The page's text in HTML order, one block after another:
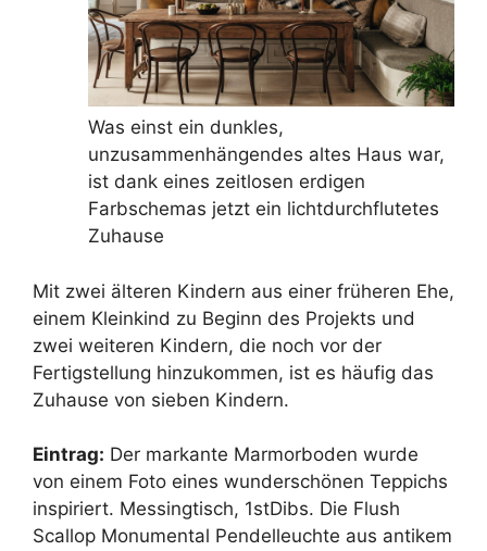
Was einst ein dunkles,
unzusammenhängendes altes Haus war,
ist dank eines zeitlosen erdigen
Farbschemas jetzt ein lichtdurchflutetes
Zuhause
Mit zwei älteren Kindern aus einer früheren Ehe,
einem Kleinkind zu Beginn des Projekts und
zwei weiteren Kindern, die noch vor der
Fertigstellung hinzukommen, ist es häufig das
Zuhause von sieben Kindern.
Eintrag: Der markante Marmorboden wurde
von einem Foto eines wunderschönen Teppichs
inspiriert. Messingtisch, 1stDibs. Die Flush
Scallop Monumental Pendelleuchte aus antikem